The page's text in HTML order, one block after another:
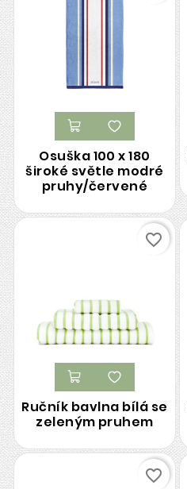
Osuška 100 x 180
široké světle modré
pruhy/červené
Ručník bavlna bílá se
zeleným pruhem
favorite_border
favorite_border